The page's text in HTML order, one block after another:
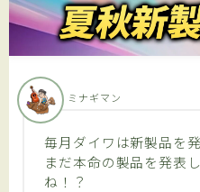
プライバシーポリシー
アフィリエイト情報開示
ENGLISH SITE
毎月ダイワは新製品を
まだ本命の製品を発表
ね！？
ミナギマン